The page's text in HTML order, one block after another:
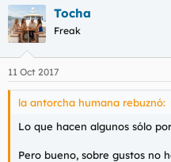
Tocha
Freak
11 Oct 2017
la antorcha humana rebuznó:
Lo que hacen algunos sólo
Pero bueno, sobre gustos no